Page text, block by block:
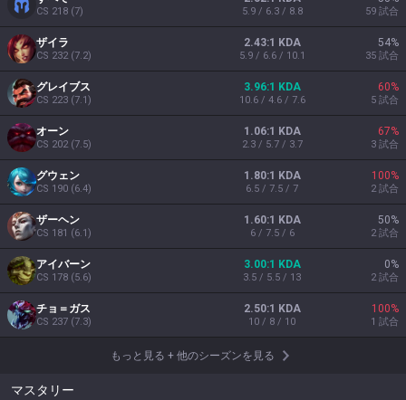
CS 218 (7) 5.9 / 6.3 / 8.8 59 試合
ザイラ
CS 232(7.2)
2.43:1 KDA
5.9 / 6.6 / 10.1
54%
35 試合
グレイブス
CS 223 (7.1)
3.96:1 KDA
10.6 / 4.6 / 7.6
60%
5 試合
オーン
CS 202(7.5)
1.06:1 KDA
2.3 / 5.7 / 3.7
67%
3 試合
グウェン
CS 190 (6.4)
1.80:1 KDA
6.5 / 7.5 / 7
100%
2 試合
ザーヘン
CS 181 (6.1)
1.60:1 KDA
6 / 7.5 / 6
50%
2 試合
アイバーン
CS 178 (5.6)
3.00:1 KDA
3.5 / 5.5 / 13
0%
2 試合
チョ＝ガス
CS 237 (7.3)
2.50:1 KDA
10 / 8 / 10
100%
1 試合
もっと見る + 他のシーズンを見る
マスタリー